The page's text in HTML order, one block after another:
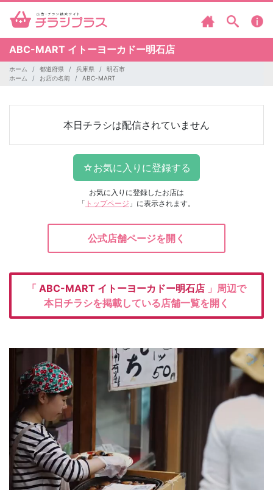
ABC-MART イトーヨーカドー明石店
ホーム 都道府県 兵庫県
明石市
ホーム
お店の名前 ABC-MART
本日チラシは配信されていません
お気に入りに登録したお店は
「 トップページ 」に表示されます。
公式店舗ページを開く
「 ABC-MART イトーヨーカドー明石店 」周辺で
本日チラシを掲載している店舗一覧を開く